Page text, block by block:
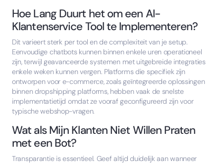
Hoe Lang Duurt het om een AI-
Klantenservice Tool te Implementeren?
Dit varieert sterk per tool en de complexiteit van je setup.
Eenvoudige chatbots kunnen binnen enkele uren operationeel
zijn, terwijl geavanceerde systemen met uitgebreide integraties
enkele weken kunnen vergen. Platforms die specifiek zijn
ontworpen voor e-commerce, zoals geïntegreerde oplossingen
binnen dropshipping platforms, hebben vaak de snelste
implementatietijd omdat ze vooraf geconfigureerd zijn voor
typische webshop-vragen.
Wat als Mijn Klanten Niet Willen Praten
met een Bot?
Transparantie is essentieel. Geef altijd duidelijk aan wanneer